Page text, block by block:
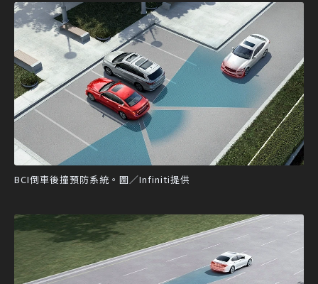
BCI倒車後撞預防系統。圖／Infiniti提供